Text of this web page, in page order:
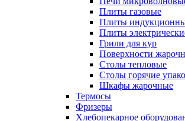
Плиты газовые
Плиты
Плиты
Грили для кур
Поверхности
Столы тепловые
Столы горячие
Шкафы жарочные
Термосы
Фризеры
Хлебопекарное